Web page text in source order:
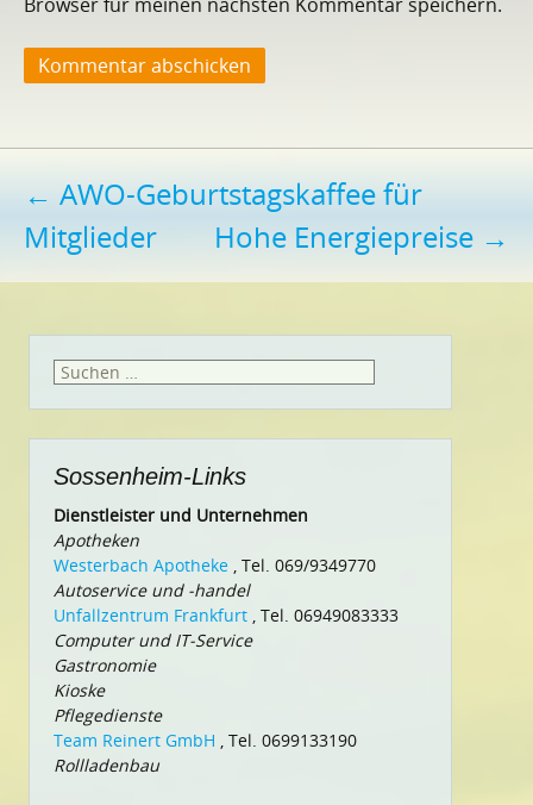
Beitragsnavigation
← AWO-Geburtstagskaffee für
Mitglieder
Hohe Energiepreise →
Suchen
Sossenheim-Links
Dienstleister und Unternehmen
Apotheken
Westerbach Apotheke , Tel. 069/9349770
Autoservice und -handel
Unfallzentrum Frankfurt , Tel. 06949083333
Computer und IT-Service
Gastronomie
Kioske
Pflegedienste
Team Reinert GmbH , Tel. 0699133190
Rollladenbau